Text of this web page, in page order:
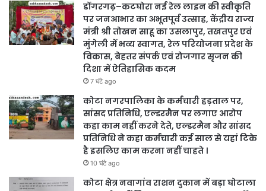
डोंगरगढ़–कटघोरा नई रेल लाइन की स्वीकृति
पर जनआभार का अभूतपूर्व उत्साह, केंद्रीय राज्य
मंत्री श्री तोखन साहू का उसलापुर, तखतपुर एवं
मुंगेली में भव्य स्वागत, रेल परियोजना प्रदेश के
विकास, बेहतर संपर्क एवं रोजगार सृजन की
दिशा में ऐतिहासिक कदम
7 घंटे ago
कोटा नगरपालिका के कर्मचारी हड़ताल पर,
सांसद प्रतिनिधि, एल्डरमैन पर लगाए आरोप
कहा काम नहीं करने देते, एल्डरमैन और सांसद
प्रतिनिधि ने कहा कर्मचारी कई साल से यहां टिके
है इसलिए काम करना नहीं चाहते ।
10 घंटे ago
कोटा क्षेत्र नवागांव राशन दुकान में बड़ा घोटाला